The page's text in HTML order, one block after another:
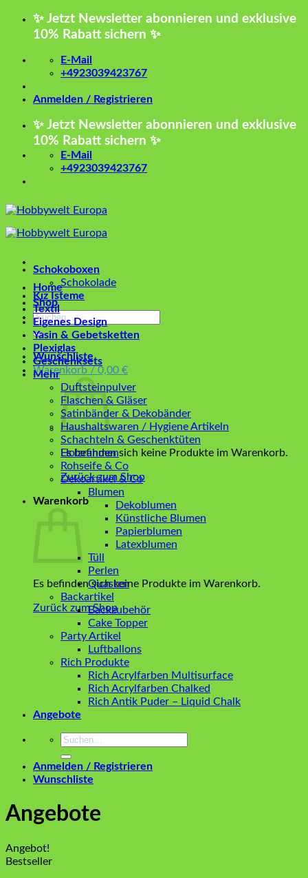
Zum
✨ Jetzt Newsletter abonnieren und exklusive
10% Rabatt sichern ✨
E-Mail
+4923039423767
Anmelden / Registrieren
✨ Jetzt Newsletter abonnieren und exklusive
10% Rabatt sichern ✨
E-Mail
+4923039423767
Home
Shop
Suchen
nach:
Wunschliste
Warenkorb / 0,00 €
Es befinden sich keine Produkte im Warenkorb.
Zurück zum Shop
Warenkorb
Es befinden sich keine Produkte im Warenkorb.
Zurück zum Shop
Schokoboxen
Schokolade
Kız İsteme
Textil
Eigenes Design
Yasin & Gebetsketten
Plexiglas
Geschenksets
Mehr
Duftsteinpulver
Flaschen & Gläser
Satinbänder & Dekobänder
Haushaltswaren / Hygiene Artikeln
Schachteln & Geschenktüten
Holzrahmen
Rohseife & Co
Dekoartikel & Co
Blumen
Dekoblumen
Künstliche Blumen
Papierblumen
Latexblumen
Tüll
Perlen
Quasten
Backartikel
Backzubehör
Cake Topper
Party Artikel
Luftballons
Rich Produkte
Rich Acrylfarben Multisurface
Rich Acrylfarben Chalked
Rich Antik Puder – Liquid Chalk
Angebote
Suchen
Anmelden / Registrieren
Wunschliste
Angebote
Angebot!
Bestseller